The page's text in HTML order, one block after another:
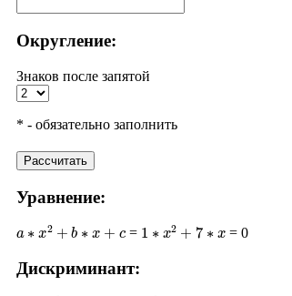
Округление:
Знаков после запятой
* - обязательно заполнить
Рассчитать
Уравнение:
2 b ∗ = 1 2 + ∗ = 0
Дискриминант: